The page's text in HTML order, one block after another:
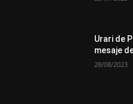
Urari de
mesaje
28/08/2023